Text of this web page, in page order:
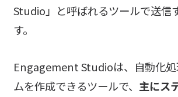
Studio」と呼ばれるツールで送信
す。
Engagement Studioは、自動化
ムを作成できるツールで、 主にス